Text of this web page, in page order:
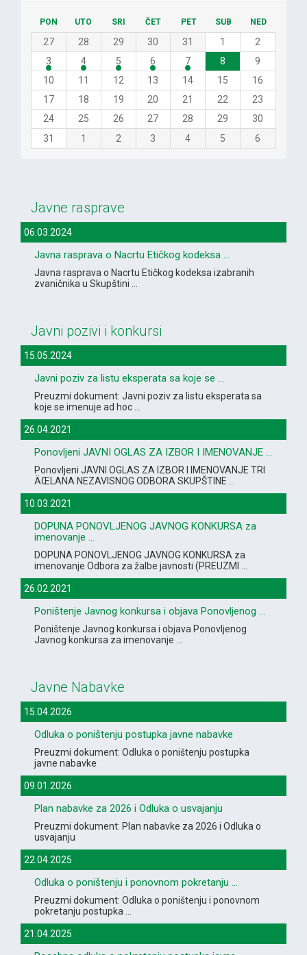
PON UTO SRI ČET PET SUB NED
27 28 29 30 31 1
2
3
4 5 6 7 8
9
10
11 12 13 14 15
16
17
18 19 20 21 22
23
24
25 26 27 28 29
30
31
1 2 3 4 5 6
Javne rasprave
06.03.2024
Javna rasprava o Nacrtu Etičkog kodeksa ...
Javna rasprava o Nacrtu Etičkog kodeksa izabranih
zvaničnika u Skupštini ...
Javni pozivi i konkursi
15.05.2024
Javni poziv za listu eksperata sa koje se ...
Preuzmi dokument: Javni poziv za listu eksperata sa
koje se imenuje ad hoc ...
26.04.2021
Ponovljeni JAVNI OGLAS ZA IZBOR I IMENOVANJE ...
Ponovljeni JAVNI OGLAS ZA IZBOR I IMENOVANJE TRI
ÄŒLANA NEZAVISNOG ODBORA SKUPŠTINE ...
10.03.2021
DOPUNA PONOVLJENOG JAVNOG KONKURSA za
imenovanje ...
DOPUNA PONOVLJENOG JAVNOG KONKURSA za
imenovanje Odbora za žalbe javnosti (PREUZMI ...
26.02.2021
Poništenje Javnog konkursa i objava Ponovljenog ...
Poništenje Javnog konkursa i objava Ponovljenog
Javnog konkursa za imenovanje ...
Javne Nabavke
15.04.2026
Odluka o poništenju postupka javne nabavke
Preuzmi dokument: Odluka o poništenju postupka
javne nabavke
09.01.2026
Plan nabavke za 2026 i Odluka o usvajanju
Preuzmi dokument: Plan nabavke za 2026 i Odluka o
usvajanju
22.04.2025
Odluka o poništenju i ponovnom pokretanju ...
Preuzmi dokument: Odluka o poništenju i ponovnom
pokretanju postupka ...
21.04.2025